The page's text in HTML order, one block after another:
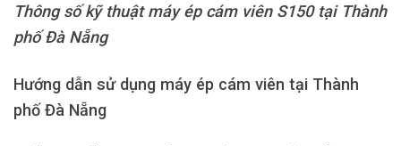
Thông số kỹ thuật máy ép cám viên S150 tại Thành
phố Đà Nẵng
Hướng dẫn sử dụng máy ép cám viên tại Thành
phố Đà Nẵng